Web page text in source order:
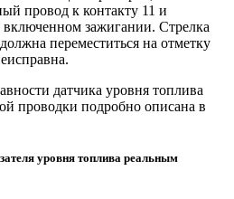
провод к контакту 11 и
включенном зажигании. Стрелка
переместиться на отметку
датчика уровня топлива
проводки подробно описана в
уровня топлива реальным